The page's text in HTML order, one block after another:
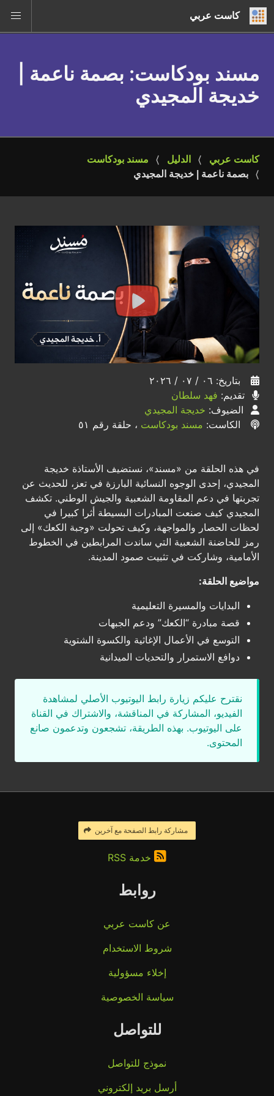
كاست عربي
مسند بودكاست: بصمة ناعمة |
خديجة المجيدي
كاست عربي الدليل
مسند بودكاست
بصمة ناعمة | خديجة المجيدي
بتاريخ: ٠٦ / ٠٧ / ٢٠٢٦
تقديم: فهد سلطان
الضيوف: خديجة المجيدي
الكاست: مسند بودكاست ، حلقة رقم ٥١
في هذه الحلقة من «مسند»، نستضيف الأستاذة خديجة
المجيدي، إحدى الوجوه النسائية البارزة في تعز، للحديث عن
تجربتها في دعم المقاومة الشعبية والجيش الوطني. تكشف
المجيدي كيف صنعت المبادرات البسيطة أثرا كبيرا في
لحظات الحصار والمواجهة، وكيف تحولت «وجبة الكعك» إلى
رمز للحاضنة الشعبية التي ساندت المرابطين في الخطوط
الأمامية، وشاركت في تثبيت صمود المدينة.
مواضيع الحلقة:
البدايات والمسيرة التعليمية
قصة مبادرة “الكعك” ودعم الجبهات
التوسع في الأعمال الإغاثية والكسوة الشتوية
دوافع الاستمرار والتحديات الميدانية
نقترح عليكم زيارة رابط اليوتيوب الأصلي لمشاهدة
الفيديو، المشاركة في المناقشة، والاشتراك في القناة
على اليوتيوب. بهذه الطريقة، تشجعون وتدعمون صانع
المحتوى.
مشاركة رابط الصفحة مع آخرين
خدمة RSS
روابط
عن كاست عربي
شروط الاستخدام
إخلاء مسؤولية
سياسة الخصوصية
للتواصل
نموذج للتواصل
أرسل بريد إلكتروني